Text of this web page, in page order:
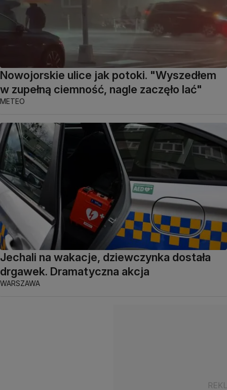
Nowojorskie ulice jak potoki. "Wyszedłem
w zupełną ciemność, nagle zaczęło lać"
METEO
Jechali na wakacje, dziewczynka dostała
drgawek. Dramatyczna akcja
WARSZAWA